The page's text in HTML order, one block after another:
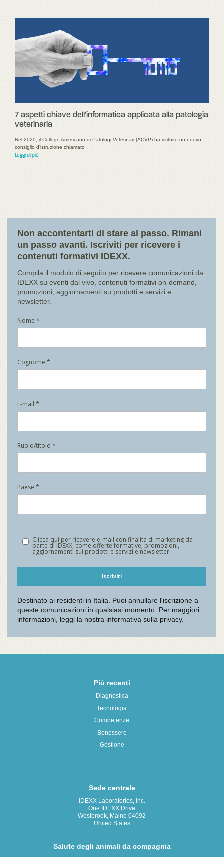
7 aspetti chiave dell’informatica applicata alla patologia
veterinaria
Nel 2020, il College Americano di Patologi Veterinari (ACVP) ha istituito un nuovo
consiglio d'istruzione chiamato
Leggi di più
Non accontentarti di stare al passo. Rimani
un passo avanti. Iscriviti per ricevere i
contenuti formativi IDEXX.
Più recenti
Diagnostica
Tecnologia
Competenze
Benessere
Gestione
Sede centrale
IDEXX Laboratories, Inc.
One IDEXX Drive
Westbrook, Maine 04092
United States
Salute degli animali da compagnia